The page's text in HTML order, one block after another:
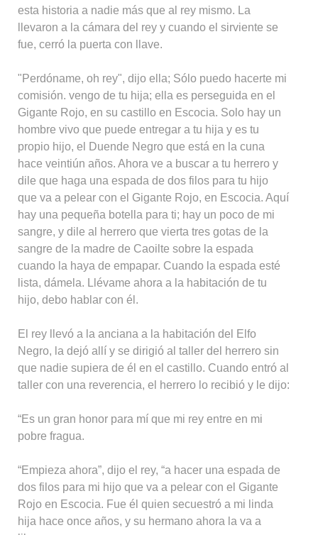
esta historia a nadie más que al rey mismo. La
llevaron a la cámara del rey y cuando el sirviente se
fue, cerró la puerta con llave.
"Perdóname, oh rey", dijo ella; Sólo puedo hacerte mi
comisión. vengo de tu hija; ella es perseguida en el
Gigante Rojo, en su castillo en Escocia. Solo hay un
hombre vivo que puede entregar a tu hija y es tu
propio hijo, el Duende Negro que está en la cuna
hace veintiún años. Ahora ve a buscar a tu herrero y
dile que haga una espada de dos filos para tu hijo
que va a pelear con el Gigante Rojo, en Escocia. Aquí
hay una pequeña botella para ti; hay un poco de mi
sangre, y dile al herrero que vierta tres gotas de la
sangre de la madre de Caoilte sobre la espada
cuando la haya de empapar. Cuando la espada esté
lista, dámela. Llévame ahora a la habitación de tu
hijo, debo hablar con él.
El rey llevó a la anciana a la habitación del Elfo
Negro, la dejó allí y se dirigió al taller del herrero sin
que nadie supiera de él en el castillo. Cuando entró al
taller con una reverencia, el herrero lo recibió y le dijo:
“Es un gran honor para mí que mi rey entre en mi
pobre fragua.
“Empieza ahora”, dijo el rey, “a hacer una espada de
dos filos para mi hijo que va a pelear con el Gigante
Rojo en Escocia. Fue él quien secuestró a mi linda
hija hace once años, y su hermano ahora la va a